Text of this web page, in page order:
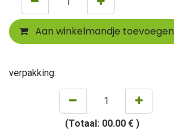
Aan winkelmandje toevoegen
verpakking:
(Totaal: 00.00 € )